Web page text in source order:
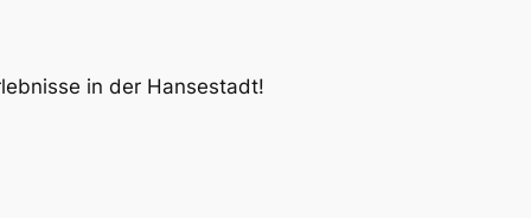
in der Hansestadt!